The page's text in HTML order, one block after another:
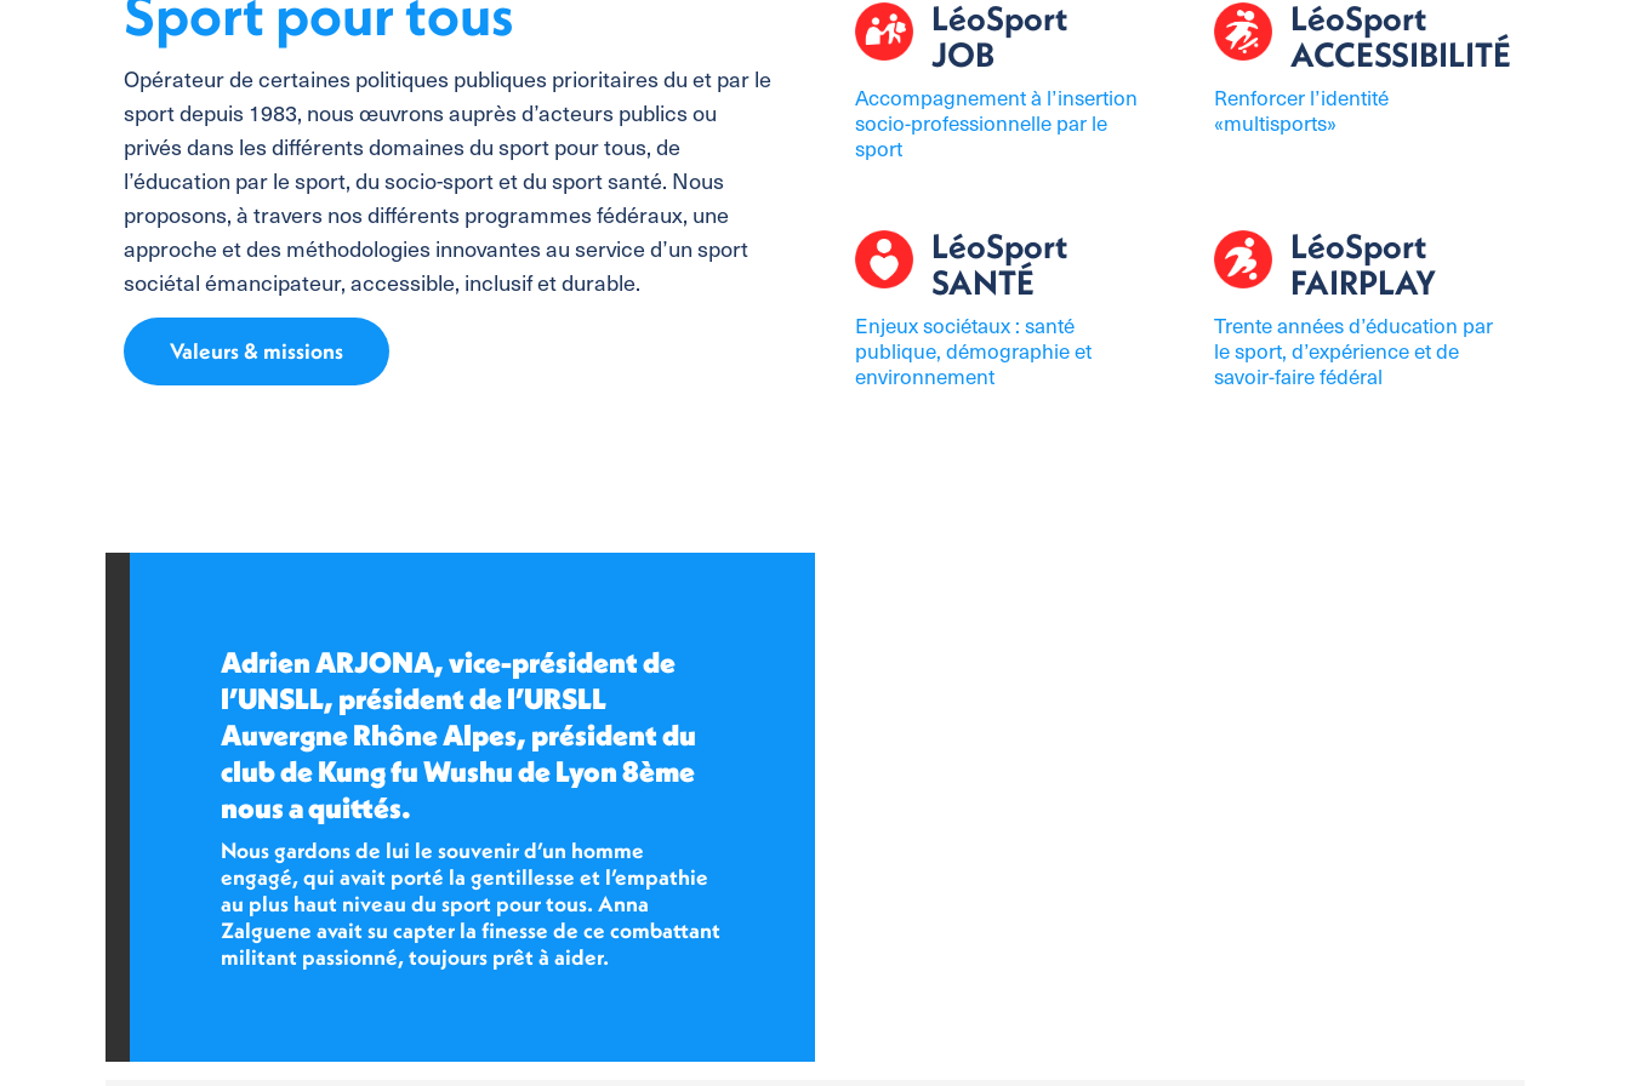
Opérateur de certaines politiques publiques prioritaires du et par le
sport depuis 1983, nous œuvrons auprès d’acteurs publics ou
privés dans les différents domaines du sport pour tous, de
l’éducation par le sport, du socio-sport et du sport santé. Nous
proposons, à travers nos différents programmes fédéraux, une
approche et des méthodologies innovantes au service d’un sport
sociétal émancipateur, accessible, inclusif et durable.
Valeurs & missions
LéoSport
JOB
Accompagnement à l’insertion
socio-professionnelle par le
sport
LéoSport
ACCESSIBILITÉ
Renforcer l’identité
«multisports»
LéoSport
SANTÉ
Enjeux sociétaux : santé
publique, démographie et
environnement
LéoSport
FAIRPLAY
Trente années d’éducation par
le sport, d’expérience et de
savoir-faire fédéral
Adrien ARJONA, vice-président de
l’UNSLL, président de l’URSLL
Auvergne Rhône Alpes, président du
club de Kung fu Wushu de Lyon 8ème
nous a quittés.
Nous gardons de lui le souvenir d’un homme
engagé, qui avait porté la gentillesse et l’empathie
au plus haut niveau du sport pour tous.Anna
Zalguene avait su capter la finesse de ce combattant
militant passionné, toujours prêt à aider.